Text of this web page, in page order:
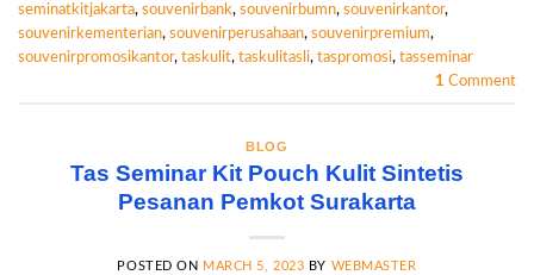
seminatkitjakarta, souvenirbank, souvenirbumn, souvenirkantor,
souvenirkementerian, souvenirperusahaan, souvenirpremium,
souvenirpromosikantor, taskulit, taskulitasli, taspromosi, tasseminar
1 Comment
BLOG
Tas Seminar Kit Pouch Kulit Sintetis
Pesanan Pemkot Surakarta
POSTED ON MARCH 5, 2023 BY WEBMASTER